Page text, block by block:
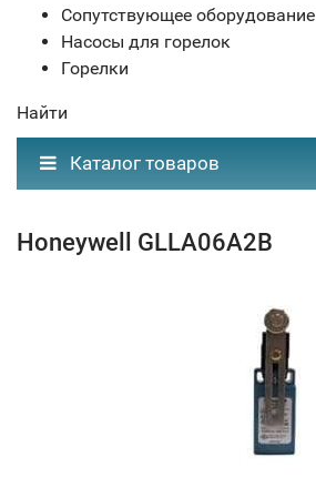
Сопутствующее оборудование
Насосы для горелок
Горелки
Найти
Каталог товаров
Honeywell GLLA06A2B